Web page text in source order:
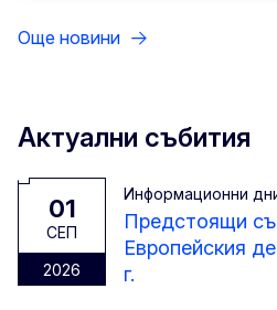
Още новини
Актуални събития
01
CЕП
2026
Информационни
Предстоящи
Европейския
г.